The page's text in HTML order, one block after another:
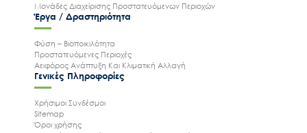
Μονάδες Διαχείρισης Προστατευόμενων Περιοχών
Έργα / Δραστηριότητα
Φύση – Βιοποικιλότητα
Προστατευόμενες Περιοχές
Αειφόρος Ανάπτυξη Και Κλιματική Αλλαγή
Γενικές Πληροφορίες
Χρήσιμοι Συνδέσμοι
Sitemap
Όροι χρήσης